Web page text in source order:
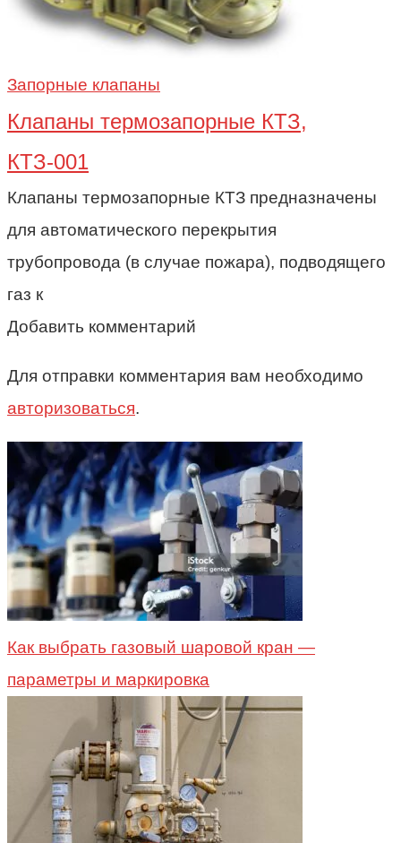
Запорные клапаны
Клапаны термозапорные КТЗ,
КТЗ-001
Клапаны термозапорные КТЗ предназначены
для автоматического перекрытия
трубопровода (в случае пожара), подводящего
газ к
Добавить комментарий
Для отправки комментария вам необходимо
авторизоваться.
Как выбрать газовый шаровой кран —
параметры и маркировка